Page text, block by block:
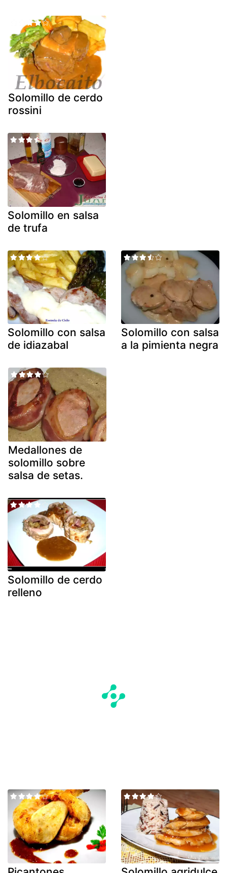
Solomillo de cerdo
rossini
Solomillo en salsa
de trufa
Solomillo con salsa
de idiazabal
Solomillo con salsa
a la pimienta negra
Medallones de
solomillo sobre
salsa de setas.
Solomillo de cerdo
relleno